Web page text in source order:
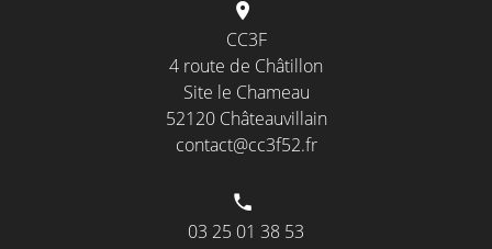
CC3F
4 route de Châtillon
Site le Chameau
52120 Châteauvillain
contact@cc3f52.fr
03 25 01 38 53